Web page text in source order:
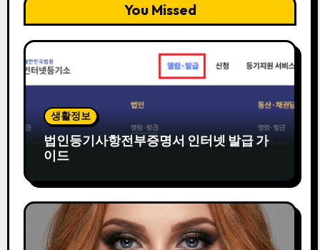
You Missed
생활정보
법인등기사항전부증명서 인터넷 발급 가
이드